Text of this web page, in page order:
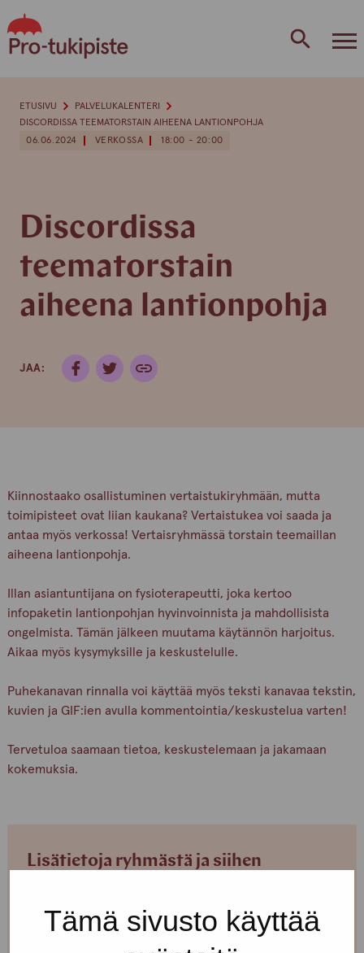
Tämä sivusto käyttää
to
content
06.06.2024 VERKOSSA 18:00 - 20:00
Discordissa
teematorstain
aiheena lantionpohja
JAA:
ETUSIVU
PALVELUKALENTERI
DISCORDISSA TEEMATORSTAIN AIHEENA LANTIONPOHJA
Kiinnostaako osallistuminen vertaistukiryhmään, mutta
toimipisteet ovat liian kaukana? Vertaistukea voi saada ja
antaa myös verkossa! Vertaisryhmässä torstain teemaillan
aiheena lantionpohja.
Illan asiantuntijana on fysioterapeutti, joka kertoo
infopaketin lantionpohjan hyvinvoinnista ja mahdollisista
ongelmista. Tämän jälkeen muutama käytännön harjoitus.
Aikaa myös kysymyksille ja keskustelulle.
Puhekanavan rinnalla voi käyttää myös teksti kanavaa tekstin,
kuvien ja GIF:ien avulla kommentointia/keskustelua varten!
Tervetuloa saamaan tietoa, keskustelemaan ja jakamaan
kokemuksia.
Lisätietoja ryhmästä ja siihen
Soita puhelinpäivystykseemme040 650 3705arkisin
klo 13-16 tai tule verkkosivujemme
chat-palveluun.